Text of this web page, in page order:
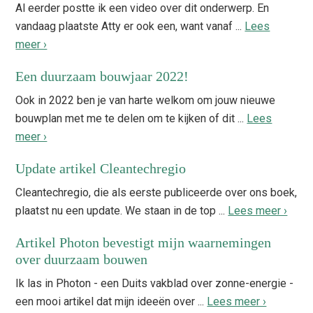
Al eerder postte ik een video over dit onderwerp. En
vandaag plaatste Atty er ook een, want vanaf ... Lees
meer ›
Een duurzaam bouwjaar 2022!
Ook in 2022 ben je van harte welkom om jouw nieuwe
bouwplan met me te delen om te kijken of dit ... Lees
meer ›
Update artikel Cleantechregio
Cleantechregio, die als eerste publiceerde over ons boek,
plaatst nu een update. We staan in de top ... Lees meer ›
Artikel Photon bevestigt mijn waarnemingen
over duurzaam bouwen
Ik las in Photon - een Duits vakblad over zonne-energie -
een mooi artikel dat mijn ideeën over ... Lees meer ›